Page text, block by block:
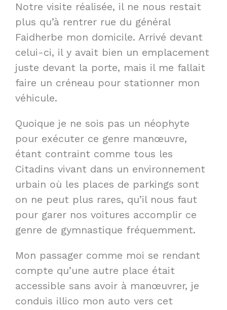
Notre visite réalisée, il ne nous restait
plus qu’à rentrer rue du général
Faidherbe mon domicile. Arrivé devant
celui-ci, il y avait bien un emplacement
juste devant la porte, mais il me fallait
faire un créneau pour stationner mon
véhicule.
Quoique je ne sois pas un néophyte
pour exécuter ce genre manœuvre,
étant contraint comme tous les
Citadins vivant dans un environnement
urbain où les places de parkings sont
on ne peut plus rares, qu’il nous faut
pour garer nos voitures accomplir ce
genre de gymnastique fréquemment.
Mon passager comme moi se rendant
compte qu’une autre place était
accessible sans avoir à manœuvrer, je
conduis illico mon auto vers cet